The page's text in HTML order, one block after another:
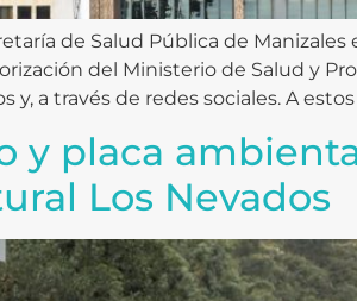
de Salud Pública de
del Ministerio de Salud y
y, a través de redes sociales. A
y placa
Los Nevados